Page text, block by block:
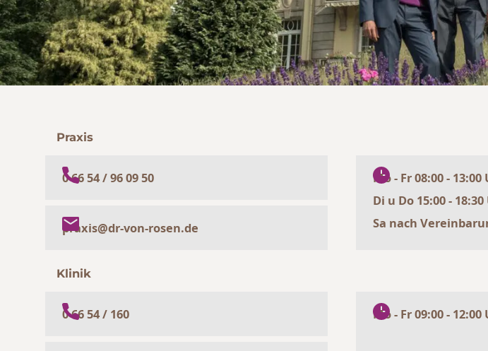
Praxis
0 66 54 / 96 09 50
praxis@dr-von-rosen.de
Mo - Fr 08:00 - 13:00
Di u Do 15:00 -
Sa nach
Klinik
0 66 54 / 160 Mo - Fr 09:00 - 12:00